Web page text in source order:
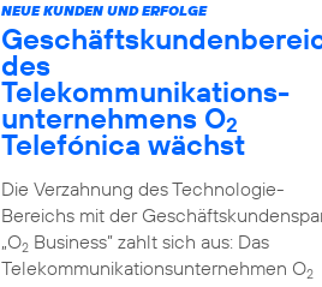
NEUE KUNDEN UND ERFOLGE
des
Telekommunikations­
unternehmens O2
Telefónica wächst
Die Verzahnung des Technologie-
Bereichs mit der
„O2Business” zahlt sich aus: Das
Telekommunikationsunternehmen O2